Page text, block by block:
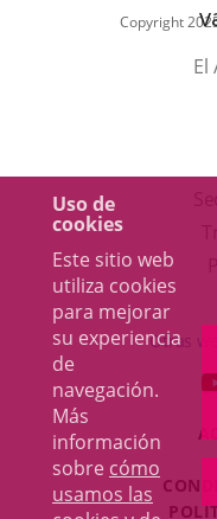
Uso de
cookies
Este sitio web
utiliza cookies
para mejorar
su experiencia
de
navegación.
Más
información
sobre cómo
usamos las
Copyright
El
Otras